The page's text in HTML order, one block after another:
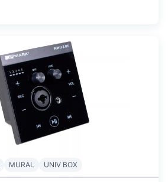
MURAL UNIV BOX